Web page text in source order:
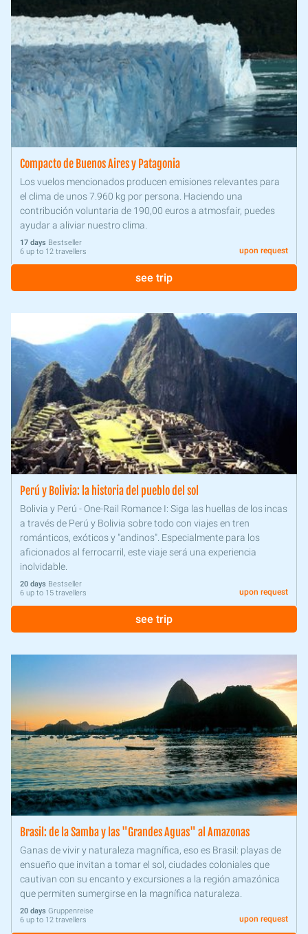
Compacto de Buenos Aires y Patagonia
Los vuelos mencionados producen emisiones relevantes para
el clima de unos 7.960 kg por persona. Haciendo una
contribución voluntaria de 190,00 euros a atmosfair, puedes
ayudar a aliviar nuestro clima.
17 days Bestseller
6 up to 12 travellers
upon request
see trip
Perú y Bolivia: la historia del pueblo del sol
Bolivia y Perú - One-Rail Romance I: Siga las huellas de los incas
a través de Perú y Bolivia sobre todo con viajes en tren
románticos, exóticos y "andinos". Especialmente para los
aficionados al ferrocarril, este viaje será una experiencia
inolvidable.
20 days Bestseller
6 up to 15 travellers
upon request
see trip
Brasil: de la Samba y las "Grandes Aguas" al Amazonas
Ganas de vivir y naturaleza magnífica, eso es Brasil: playas de
ensueño que invitan a tomar el sol, ciudades coloniales que
cautivan con su encanto y excursiones a la región amazónica
que permiten sumergirse en la magnífica naturaleza.
20 days Gruppenreise
6 up to 12 travellers
upon request